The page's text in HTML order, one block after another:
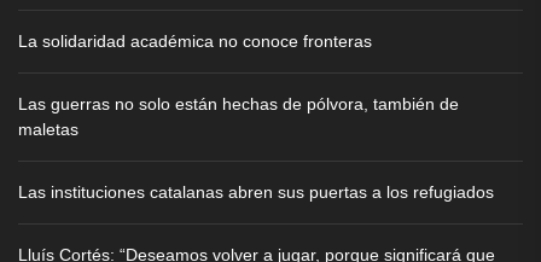
La solidaridad académica no conoce fronteras
Las guerras no solo están hechas de pólvora, también de
maletas
Las instituciones catalanas abren sus puertas a los refugiados
Lluís Cortés: “Deseamos volver a jugar, porque significará que